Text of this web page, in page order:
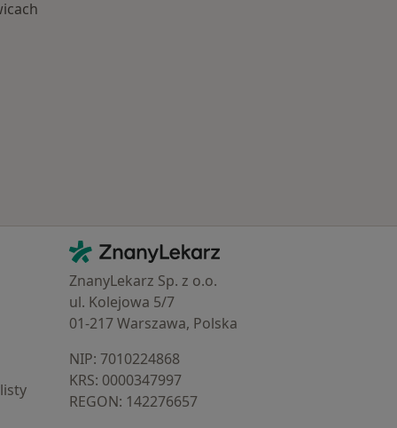
Kontakt
ZnanyLekarz - Strona główna
ZnanyLekarz Sp. z o.o.
ul. Kolejowa 5/7
01-217 Warszawa, Polska
NIP: ⁠7010224868
KRS: ⁠0000347997
REGON: ⁠142276657